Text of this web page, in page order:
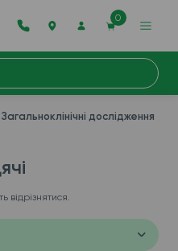
0
Загальноклінічні дослідження
відрізнятися.